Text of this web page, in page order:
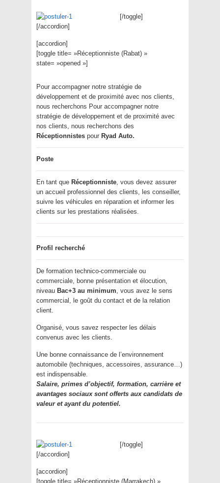
[/toggle]
[/accordion]
[accordion]
[toggle title= »Réceptionniste (Rabat) »
state= »opened »]
Pour accompagner notre stratégie de
développement et de proximité avec nos clients,
nous recherchons Pour accompagner notre
stratégie de développement et de proximité avec
nos clients, nous recherchons des
Réceptionnistes pour Ryad Auto.
Poste
En tant que Réceptionniste, vous devez assurer
un accueil professionnel des clients, les conseiller,
suivre les véhicules en réparation et informer les
clients sur les prestations réalisées.
Profil recherché
De formation technico-commerciale ou
commerciale, bonne présentation et élocution,
niveau Bac+3 au minimum, vous avez le sens
commercial, le goût du contact et de la relation
client.
Organisé, vous savez respecter les délais
convenus avec les clients.
Une bonne connaissance de l’environnement
automobile (techniques, accessoires, assurance…)
est indispensable.
Salaire, primes d’objectif, formation, carrière et
avantages sociaux sont offerts aux candidats de
valeur et ayant du potentiel.
[/toggle]
[/accordion]
[accordion]
[toggle title= »Réceptionniste (Marrakech) »